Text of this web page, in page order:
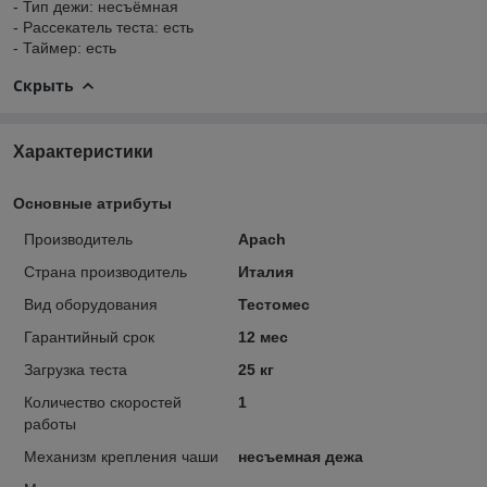
- Тип дежи: несъёмная
- Рассекатель теста: есть
- Таймер: есть
Скрыть
Характеристики
Основные атрибуты
Производитель
Apach
Страна производитель
Италия
Вид оборудования
Тестомес
Гарантийный срок
12 мес
Загрузка теста
25 кг
Количество скоростей
работы
1
Механизм крепления чаши
несъемная дежа